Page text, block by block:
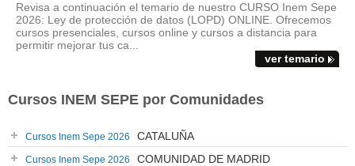
Revisa a continuación el temario de nuestro CURSO Inem Sepe
2026: Ley de protección de datos (LOPD) ONLINE. Ofrecemos
cursos presenciales, cursos online y cursos a distancia para
permitir mejorar tus ca...
ver temario
Cursos INEM SEPE por Comunidades
Cursos Inem Sepe 2026 CATALUÑA
Cursos Inem Sepe 2026 COMUNIDAD DE MADRID